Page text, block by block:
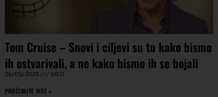
Tom Cruise – Snovi i ciljevi su tu kako bismo
ih ostvarivali, a ne kako bismo ih se bojali
26/05/2025 00:17
PROČITAJTE VIŠE »